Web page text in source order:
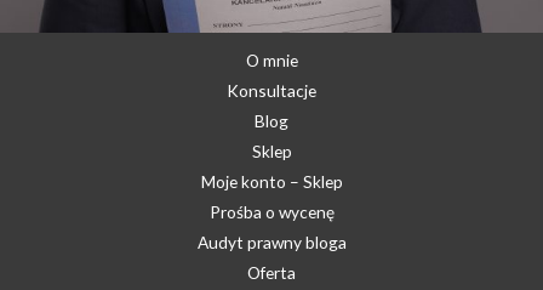
O mnie
Konsultacje
Blog
Sklep
Moje konto – Sklep
Prośba o wycenę
Audyt prawny bloga
Oferta